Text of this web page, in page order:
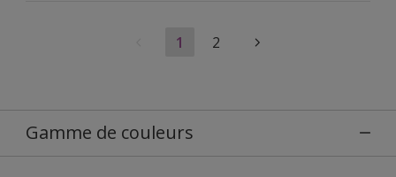
1 2
Gamme de couleurs